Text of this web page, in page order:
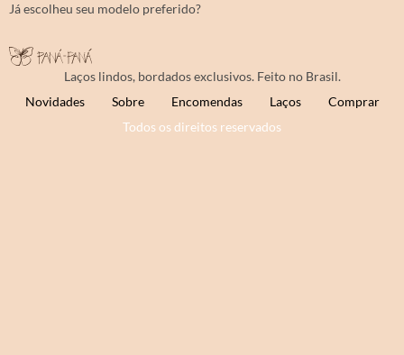
Já escolheu seu modelo preferido?
Laços lindos, bordados exclusivos. Feito no Brasil.
Novidades
Sobre Encomendas Laços
Comprar
Todos os direitos reservados